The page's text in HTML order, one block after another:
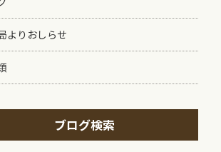
よりおしらせ
ブログ検索